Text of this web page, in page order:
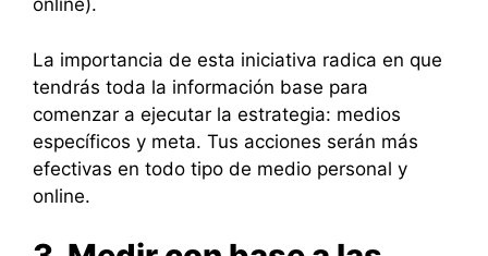
online).
La importancia de esta iniciativa radica en que
tendrás toda la información base para
comenzar a ejecutar la estrategia: medios
específicos y meta. Tus acciones serán más
efectivas en todo tipo de medio personal y
online.